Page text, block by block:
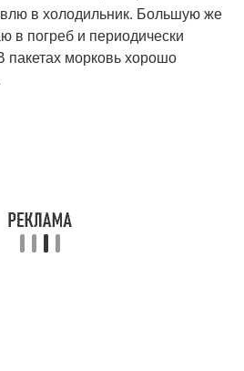
в холодильник. Большую же
в погреб и периодически
пакетах морковь хорошо